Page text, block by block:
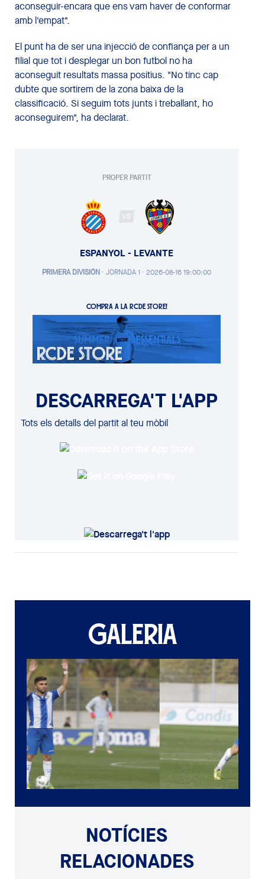
aconseguir-encara que ens vam haver de conformar
amb l'empat".
El punt ha de ser una injecció de confiança per a un
filial que tot i desplegar un bon futbol no ha
aconseguit resultats massa positius. "No tinc cap
dubte que sortirem de la zona baixa de la
classificació. Si seguim tots junts i treballant, ho
aconseguirem", ha declarat.
PROPER PARTIT
VS
ESPANYOL - LEVANTE
PRIMERA DIVISIÓN· JORNADA 1 · 2026-08-16 19:00:00
COMPRA A LA RCDE STORE!
DESCARREGA'T L'APP
Tots els detalls del partit al teu mòbil
GALERIA
NOTÍCIES
RELACIONADES